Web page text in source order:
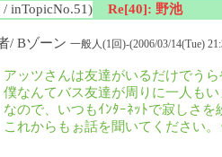
/ inTopicNo.51)
Re[40]: 野池
/ Bゾーン 一般人(1回)-(2006/03/14(Tue)
アッツさんは友達がいるだけでうら
僕なんてバス友達が周りに一人もい
なので、いつもｲﾝﾀｰﾈｯﾄで寂しさを
これからもぉ話を聞いてください。